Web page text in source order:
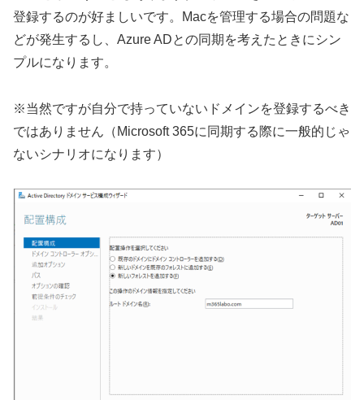
登録するのが好ましいです。Macを管理する場合の問題な
どが発生するし、Azure ADとの同期を考えたときにシン
プルになります。
※当然ですが自分で持っていないドメインを登録するべき
ではありません（Microsoft 365に同期する際に一般的じゃ
ないシナリオになります）